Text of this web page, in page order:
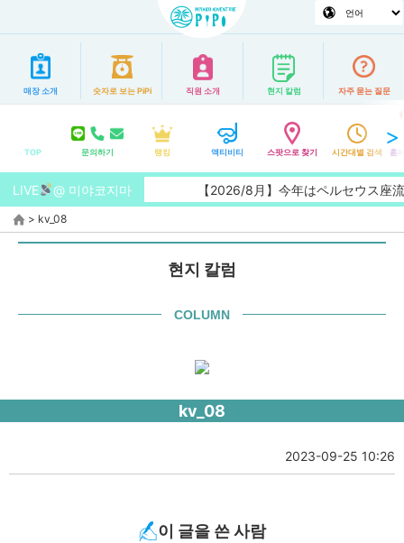
매장 소개 숫자로 보는 PiPi 직원 소개 현지 칼럼 자주 묻는 질문
TOP 문의하기 랭킹 액티비티 스팟으로 찾기 시간대별 검색 홈
LIVE @ 미야코지마 【2026/8月】今年はペルセウス座
> kv_08
현지 칼럼
COLUMN
kv_08
2023-09-25 10:26
이 글을 쓴 사람